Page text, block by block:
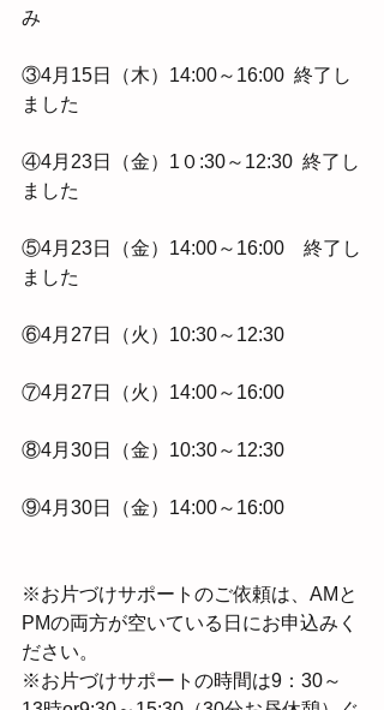
み
③4月15日（木）14:00～16:00  終了し
ました
④4月23日（金）1０:30～12:30  終了し
ました
⑤4月23日（金）14:00～16:00　終了し
ました
⑥4月27日（火）10:30～12:30
⑦4月27日（火）14:00～16:00
⑧4月30日（金）10:30～12:30
⑨4月30日（金）14:00～16:00
※お片づけサポートのご依頼は、AMと
PMの両方が空いている日にお申込みく
ださい。
※お片づけサポートの時間は9：30～